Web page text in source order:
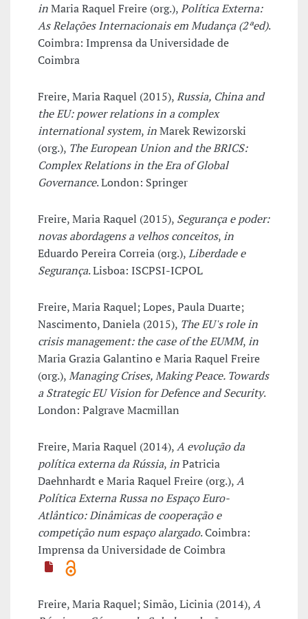
inMaria Raquel Freire (org.),Política Externa:
As Relações Internacionais em Mudança (2ªed).
Coimbra: Imprensa da Universidade de
Coimbra
Freire, Maria Raquel (2015),Russia, China and
the EU: power relations in a complex
international system,inMarek Rewizorski
(org.), The European Union and the BRICS:
Complex Relations in the Era of Global
Governance. London: Springer
Freire, Maria Raquel (2015), Segurança e poder:
novas abordagens a velhos conceitos,in
Eduardo Pereira Correia (org.),Liberdade e
Segurança. Lisboa: ISCPSI-ICPOL
Freire, Maria Raquel; Lopes, Paula Duarte;
Nascimento, Daniela (2015), The EU's role in
crisis management: the case of the EUMM,in
Maria Grazia Galantino e Maria Raquel Freire
(org.),Managing Crises, Making Peace. Towards
a Strategic EU Vision for Defence and Security.
London: Palgrave Macmillan
Freire, Maria Raquel (2014),A evolução da
política externa da Rússia,inPatricia
Daehnhardt e Maria Raquel Freire (org.),A
Política Externa Russa no Espaço Euro-
Atlântico: Dinâmicas de cooperação e
competição num espaço alargado. Coimbra:
Imprensa da Universidade de Coimbra
Freire, Maria Raquel; Simão, Licinia (2014),A